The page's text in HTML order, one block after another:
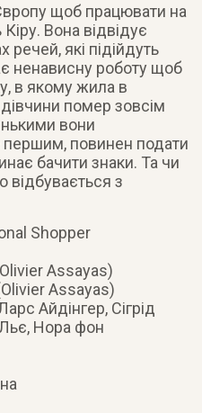
щоб працювати на
Вона відвідує
речей, які підійдуть
ненависну роботу щоб
в якому жила в
помер зовсім
вони
повинен подати
бачити знаки. Та чи
відбувається з
Shopper
Assayas)
Assayas)
Айдінгер, Сігрід
Нора фон